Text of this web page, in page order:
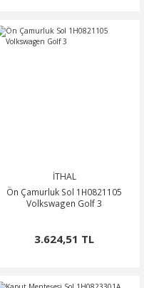
İTHAL
Ön Çamurluk Sol 1H0821105
Volkswagen Golf 3
3.624,51 TL